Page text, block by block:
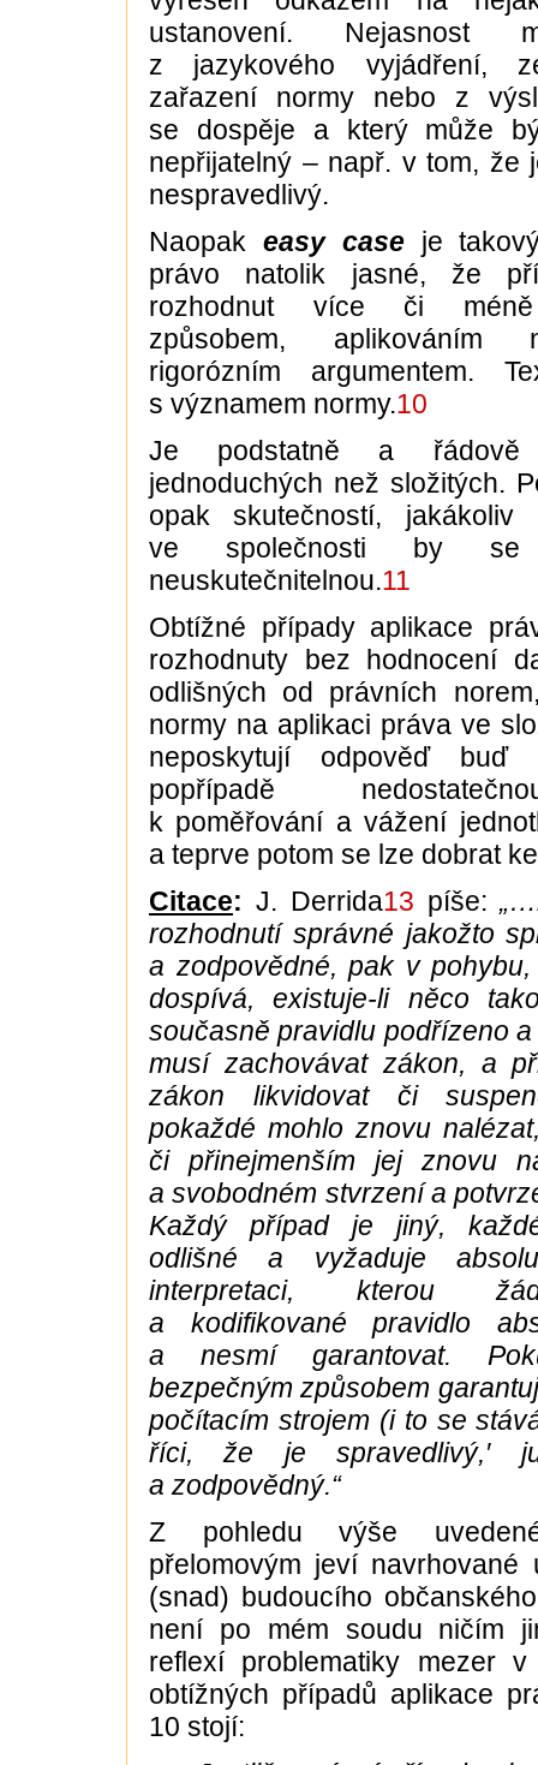
ustanovení. Nejasnost
z jazykového vyjádření,
zařazení normy nebo z
se dospěje a který může
nepřijatelný – např. v tom, že
nespravedlivý.
Naopak easy caseje
právo natolik jasné, že
rozhodnut více či méně
způsobem, aplikováním
rigorózním argumentem.
s významem normy.10
Je podstatně a řádově
jednoduchých než složitých.
opak skutečností, jakákoliv
ve společnosti by se
neuskutečnitelnou.11
Obtížné případy aplikace
rozhodnuty bez hodnocení
odlišných od právních
normy na aplikaci práva ve
neposkytují odpověď buď
popřípadě
k poměřování a vážení
a teprve potom se lze dobrat
Citace: J. Derrida13 píše:
rozhodnutí správné jakožto
a zodpovědné, pak v
dospívá, existuje-li něco
současně pravidlu podřízeno
musí zachovávat zákon, a
zákon likvidovat či
pokaždé mohlo znovu
či přinejmenším jej znovu
a svobodném stvrzení a
Každý případ je jiný,
odlišné a vyžaduje
interpretaci, kterou
a kodifikované pravidlo
a nesmí garantovat.
bezpečným způsobem
počítacím strojem (i to se
říci, že je spravedlivý,′
a zodpovědný.“
Z pohledu výše
přelomovým jeví navrhované
(snad) budoucího
není po mém soudu ničím
reflexí problematiky mezer
obtížných případů aplikace
10 stojí: